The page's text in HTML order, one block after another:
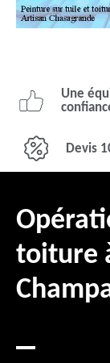
Une
Devis
toiture